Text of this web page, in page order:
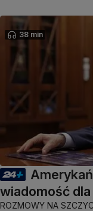
38 min
wiadomość
ROZMOWY NA